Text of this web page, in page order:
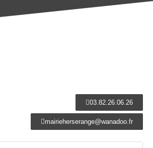
03.82.26.06.26
mairieherserange@wanadoo.fr